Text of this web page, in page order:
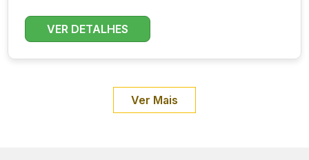
VER DETALHES
Ver Mais